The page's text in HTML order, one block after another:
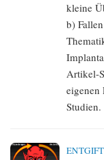
kleine
b)
Artikel-